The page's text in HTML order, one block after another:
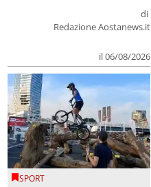
di
Redazione Aostanews.it
il 06/08/2026
SPORT